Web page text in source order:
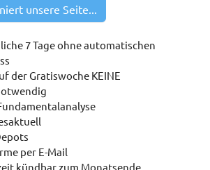
unsere Seite...
7 Tage ohne automatischen
der Gratiswoche KEINE
per E-Mail
kündbar zum Monatsende